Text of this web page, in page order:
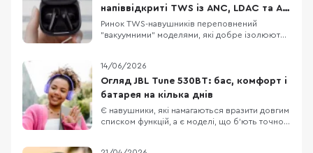
напіввідкриті TWS із ANC, LDAC та AI-
перекладом
Ринок TWS-навушників переповнений
"вакуумними" моделями, які добре ізолюють
пропонують інший підхід: напіввідкритий
дизайн без тиску у вухах, але з технологіями
рівня флагманів. Тут є адаптивне
шумозаглушення, LDAC,
14/06/2026
Огляд JBL Tune 530BT: бас, комфорт і
батарея на кілька днів
Є навушники, які намагаються вразити довгим
списком функцій, а є моделі, що б’ють точно в